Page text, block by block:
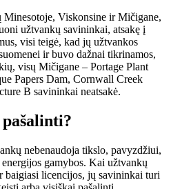
Viskonsine ir Mičigane,
užtvankų savininkai, atsakę į
visi teigė, kad jų užtvankos
ir buvo dažnai tikrinamos,
visų Mičigane – Portage Plant
Papers Dam, Cornwall Creek
B savininkai neatsakė.
nebenaudoja tikslo, pavyzdžiui,
gamybos. Kai užtvankų
baigiasi licencijos, jų savininkai turi